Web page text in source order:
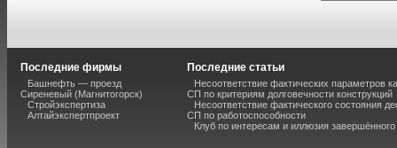
Последние фирмы
Башнефть — проезд
Сиреневый (Магнитогорск)
Стройэкспертиза
Алтайэкспертпроект
Последние статьи
Несоответствие фактических параметров
СП по критериям долговечности конструкций
Несоответствие фактического состояния
СП по работоспособности
Клуб по интересам и иллюзия